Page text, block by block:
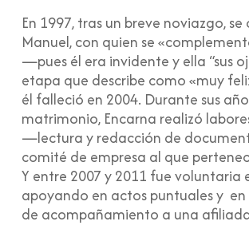
En 1997, tras un breve noviazgo, se
Manuel, con quien se
—pues él era invidente y ella “sus
etapa que describe como «muy
él falleció en 2004. Durante sus
matrimonio, Encarna realizó
—lectura y redacción de
comité de empresa al que
Y entre 2007 y 2011 fue voluntaria
apoyando en actos puntuales y
de acompañamiento a una